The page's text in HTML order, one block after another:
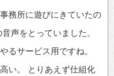
務所に遊びにきていたの
声をとっていました。
るサービス用ですね。
い。 とりあえず仕組化